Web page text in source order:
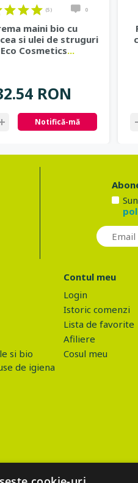
(5) 0
maini bio cu
si ulei de struguri
Cosmetics...
RON
Notifică-mă
si bio
de igiena
Contul meu
Login
Istoric comenzi
Lista de favorite
Afiliere
Cosul meu